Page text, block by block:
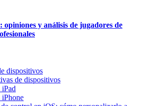
opiniones y análisis de jugadores de
dispositivos
de dispositivos
iPad
iPhone